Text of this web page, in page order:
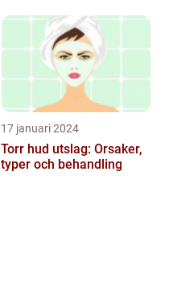
17 januari 2024
Torr hud utslag: Orsaker,
typer och behandling